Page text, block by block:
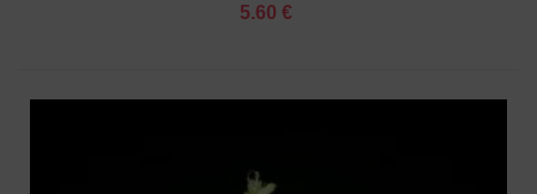
5.60 €